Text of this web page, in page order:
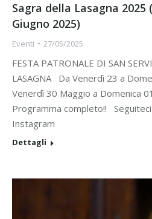
Sagra della Lasagna 2025
Giugno 2025)
Eventi 27/05/2025
FESTA PATRONALE DI SAN
LASAGNA Da Venerdì 23 a
Venerdì 30 Maggio a Domenica
Programma completo!!
Instagram
Dettagli